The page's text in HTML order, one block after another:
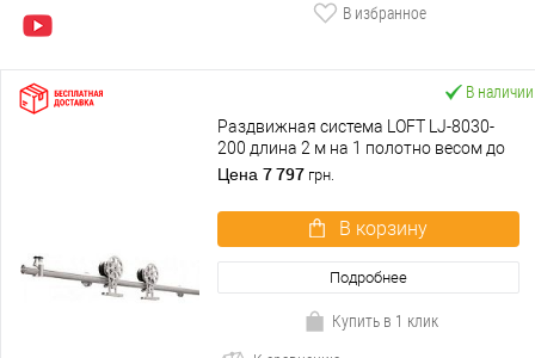
В избранное
В наличии
Раздвижная система LOFT LJ-8030-
200 длина 2 м на 1 полотно весом до
60 кг
Цена 7 797 грн.
В корзину
Подробнее
Купить в 1 клик